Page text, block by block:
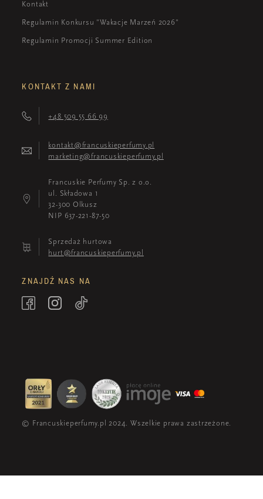
Kontakt
Regulamin Konkursu "Wakacje Marzeń 2026"
Regulamin Promocji Summer Edition
KONTAKT Z NAMI
+48 509 55 66 99
kontakt@francuskieperfumy.pl
marketing@francuskieperfumy.pl
Francuskie Perfumy Sp. z o.o.
ul. Składowa 1
32-300 Olkusz
NIP 637-221-87-50
Sprzedaż hurtowa
hurt@francuskieperfumy.pl
ZNAJDŹ NAS NA
© Francuskieperfumy.pl 2024. Wszelkie prawa zastrzeżone.